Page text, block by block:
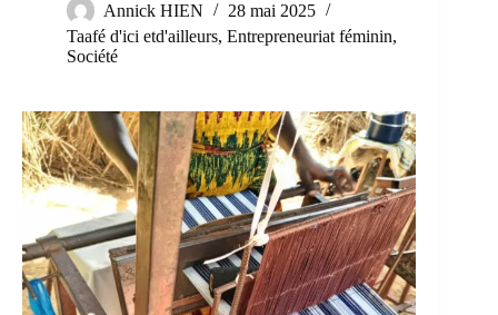
Annick HIEN
28 mai 2025
Taafé d'ici etd'ailleurs, Entrepreneuriat féminin,
Société